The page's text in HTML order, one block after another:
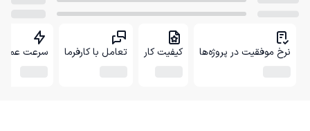
نرخ موفقیت در پروژه‌ها کیفیت کار تعامل با کارفرما سرعت عمل